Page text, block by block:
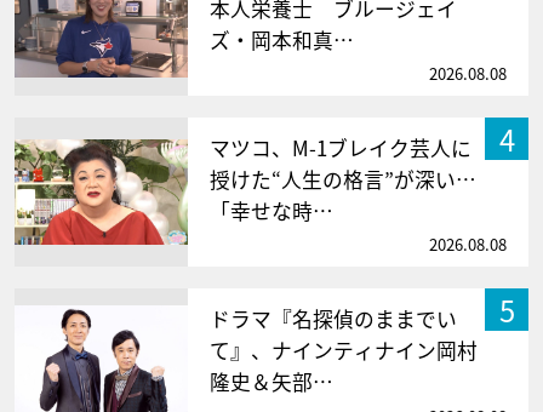
本人栄養士 ブルージェイ
ズ・岡本和真…
2026.08.08
4
マツコ、M-1ブレイク芸人に
授けた“人生の格言”が深い…
「幸せな時…
2026.08.08
5
ドラマ『名探偵のままでい
て』、ナインティナイン岡村
隆史＆矢部…